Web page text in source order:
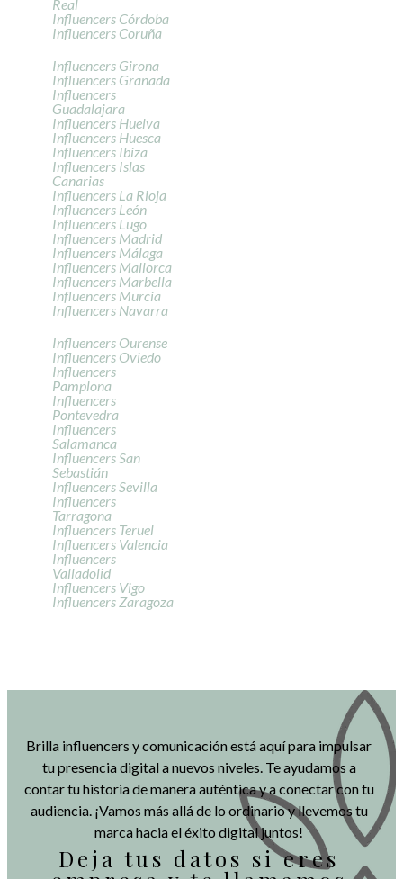
Real
Influencers Córdoba
Influencers Coruña
Influencers Girona
Influencers Granada
Influencers
Guadalajara
Influencers Huelva
Influencers Huesca
Influencers Ibiza
Influencers Islas
Canarias
Influencers La Rioja
Influencers León
Influencers Lugo
Influencers Madrid
Influencers Málaga
Influencers Mallorca
Influencers Marbella
Influencers Murcia
Influencers Navarra
Influencers Ourense
Influencers Oviedo
Influencers
Pamplona
Influencers
Pontevedra
Influencers
Salamanca
Influencers San
Sebastián
Influencers Sevilla
Influencers
Tarragona
Influencers Teruel
Influencers Valencia
Influencers
Valladolid
Influencers Vigo
Influencers Zaragoza
Brilla influencers y comunicación está aquí para impulsar
tu presencia digital a nuevos niveles. Te ayudamos a
contar tu historia de manera auténtica y a conectar con tu
audiencia. ¡Vamos más allá de lo ordinario y llevemos tu
marca hacia el éxito digital juntos!
Deja tus datos si eres